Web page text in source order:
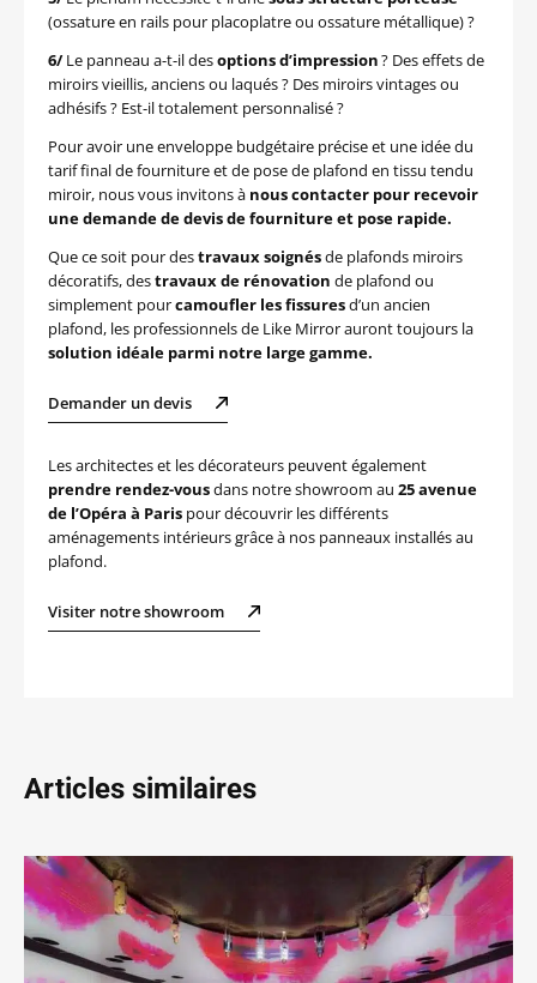
(ossature en rails pour placoplatre ou ossature métallique) ?
6/Le panneau a-t-il desoptions d’impression? Des effets de
miroirs vieillis, anciens ou laqués ? Des miroirs vintages ou
adhésifs ? Est-il totalement personnalisé ?
Pour avoir une enveloppe budgétaire précise et une idée du
tarif final de fourniture et de pose de plafond en tissu tendu
miroir, nous vous invitons à nous contacter pour recevoir
une demande de devis de fourniture et pose rapide.
Que ce soit pour destravaux soignésde plafonds miroirs
décoratifs, destravaux de rénovation de plafond ou
simplement pourcamoufler les fissuresd’un ancien
plafond, les professionnels de Like Mirror auront toujours la
solution idéale parmi notre large gamme.
Demander un devis
Les architectes et les décorateurs peuvent également
prendre rendez-vousdans notre showroom au 25 avenue
de l’Opéra à Paris pour découvrir les différents
aménagements intérieurs grâce à nos panneaux installés au
plafond.
Visiter notre showroom
Articles similaires